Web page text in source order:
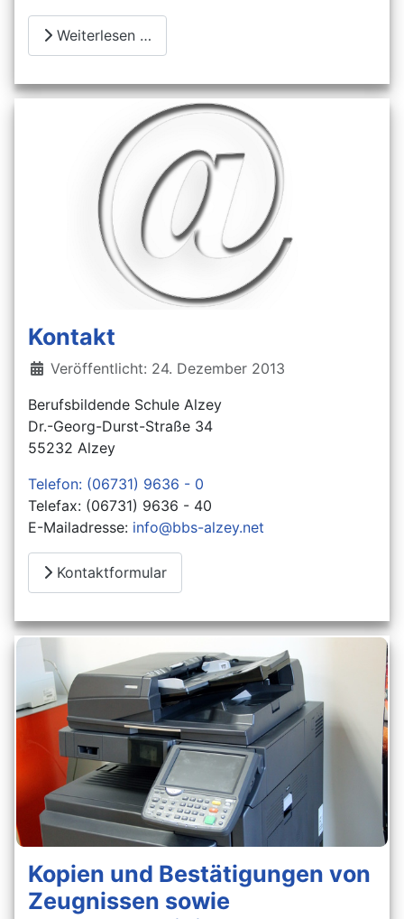
Weiterlesen …
Kontakt
Details
Veröffentlicht: 24. Dezember 2013
Berufsbildende Schule Alzey
Dr.-Georg-Durst-Straße 34
55232 Alzey
Telefon: (06731) 9636 - 0
Telefax: (06731) 9636 - 40
E-Mailadresse: info@bbs-alzey.net
Kontaktformular
Kopien und Bestätigungen von
Zeugnissen sowie